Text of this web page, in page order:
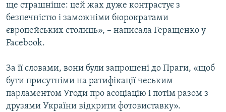
ще страшніше: цей жах дуже контрастує з
безпечністю і заможніми бюрократами
європейських столиць», – написала Геращенко у
Facebook.
За її словами, вони були запрошені до Праги, «щоб
бути присутніми на ратифікації чеським
парламентом Угоди про асоціацію і потім разом з
друзями України відкрити фотовиставку».